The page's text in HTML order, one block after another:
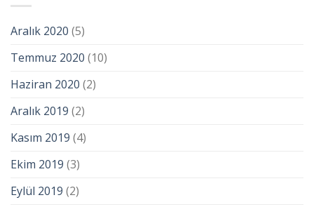
Aralık 2020 (5)
Temmuz 2020 (10)
Haziran 2020 (2)
Aralık 2019 (2)
Kasım 2019 (4)
Ekim 2019 (3)
Eylül 2019 (2)